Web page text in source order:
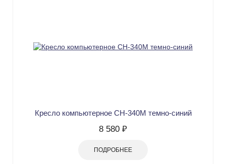
Кресло компьютерное СН-340М темно-синий
8 580 ₽
ПОДРОБНЕЕ